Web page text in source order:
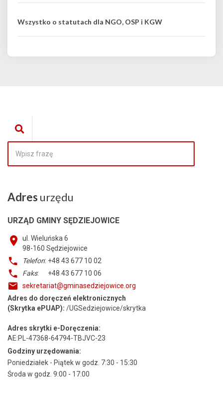
Wszystko o statutach dla NGO, OSP i KGW
Adres urzędu
URZĄD GMINY SĘDZIEJOWICE
ul. Wieluńska 6
98-160 Sędziejowice
Telefon: +48 43 677 10 02
Faks: +48 43 677 10 06
sekretariat@gminasedziejowice.org
Adres do doręczeń elektronicznych
(Skrytka ePUAP): /UGSedziejowice/skrytka
Adres skrytki e-Doręczenia:
AE:PL-47368-64794-TBJVC-23
Godziny urzędowania:
Poniedziałek - Piątek w godz. 7:30 - 15:30
Środa w godz. 9:00 - 17:00